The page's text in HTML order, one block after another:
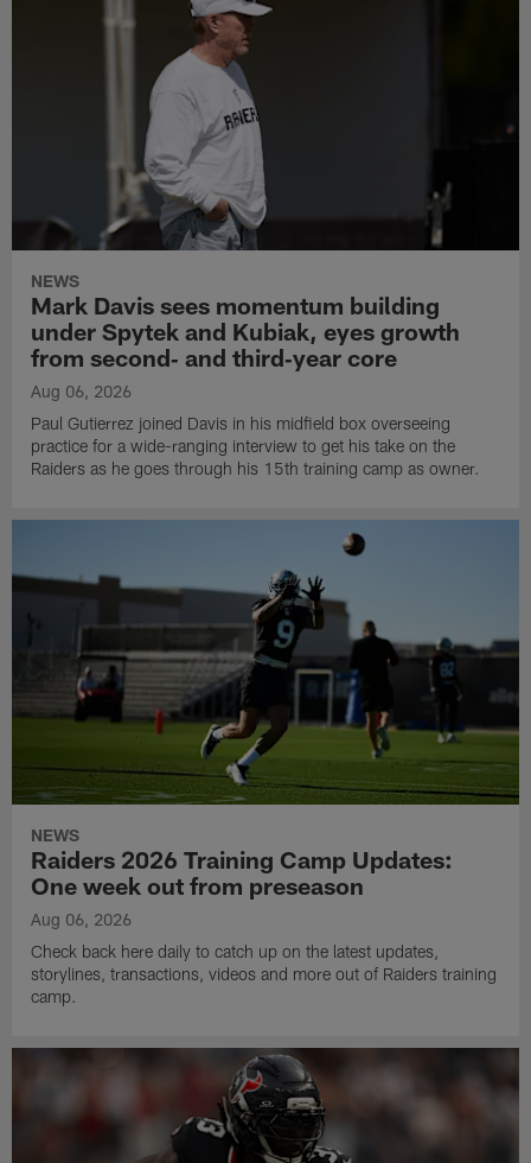
NEWS
Mark Davis sees momentum building
under Spytek and Kubiak, eyes growth
from second‑ and third‑year core
Aug 06, 2026
Paul Gutierrez joined Davis in his midfield box overseeing
practice for a wide-ranging interview to get his take on the
Raiders as he goes through his 15th training camp as owner.
NEWS
Raiders 2026 Training Camp Updates:
One week out from preseason
Aug 06, 2026
Check back here daily to catch up on the latest updates,
storylines, transactions, videos and more out of Raiders training
camp.